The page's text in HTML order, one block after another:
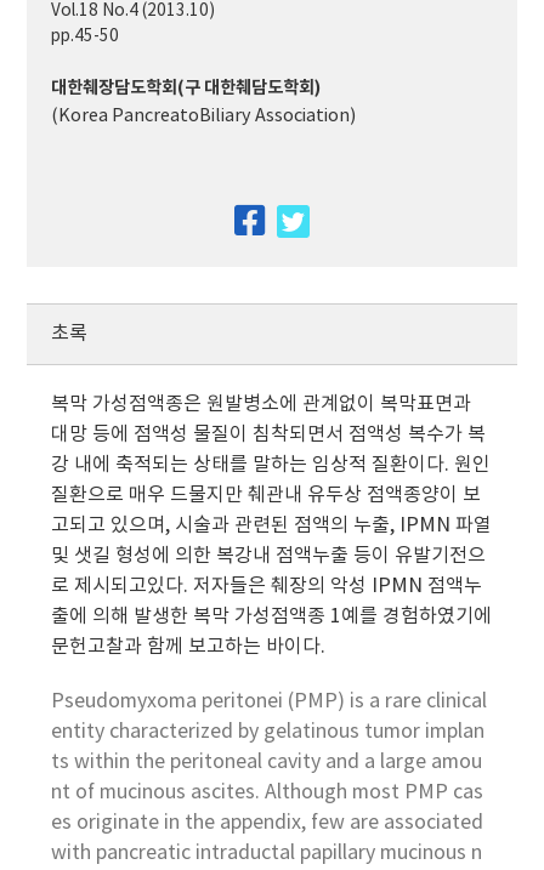
Vol.18 No.4 (2013.10)
pp.45-50
대한췌장담도학회(구 대한췌담도학회)
(Korea PancreatoBiliary Association)
facebook
초록
복막 가성점액종은 원발병소에 관계없이 복막표면과
대망 등에 점액성 물질이 침착되면서 점액성 복수가 복
강 내에 축적되는 상태를 말하는 임상적 질환이다. 원인
질환으로 매우 드물지만 췌관내 유두상 점액종양이 보
고되고 있으며, 시술과 관련된 점액의 누출, IPMN 파열
및 샛길 형성에 의한 복강내 점액누출 등이 유발기전으
로 제시되고있다. 저자들은 췌장의 악성 IPMN 점액누
출에 의해 발생한 복막 가성점액종 1예를 경험하였기에
문헌고찰과 함께 보고하는 바이다.
Pseudomyxoma peritonei (PMP) is a rare clinical
entity characterized by gelatinous tumor implan
ts within the peritoneal cavity and a large amou
nt of mucinous ascites. Although most PMP cas
es originate in the appendix, few are associated
with pancreatic intraductal papillary mucinous n